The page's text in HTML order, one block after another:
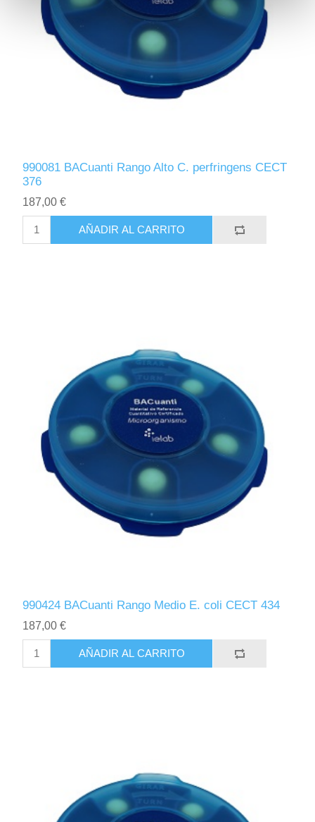
990081 BACuanti Rango Alto C. perfringens CECT
376
187,00 €
AÑADIR AL CARRITO
990424 BACuanti Rango Medio E. coli CECT 434
187,00 €
AÑADIR AL CARRITO